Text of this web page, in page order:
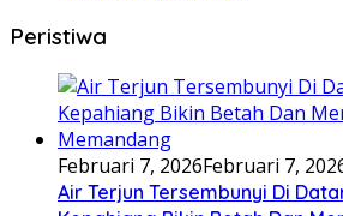
Peristiwa
Februari 7, 2026Februari 7,
Air Terjun Tersembunyi Di